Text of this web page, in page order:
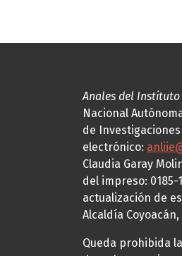
Anales del Instituto
Nacional
de
electrónico:
Claudia Garay
del impreso:
actualización de
Alcaldía
Queda prohibida